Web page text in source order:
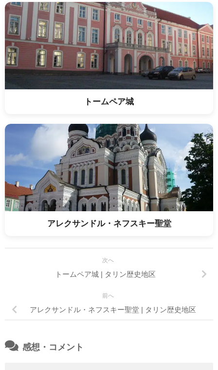
トームペア城
アレクサンドル・ネフスキー聖堂
次へ
トームペア城 | タリン歴史地区
前へ
アレクサンドル・ネフスキー聖堂 | タリン歴史地区
感想・コメント